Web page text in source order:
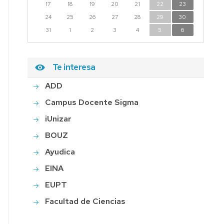
17
18 19 20 21 22
23
24
25 26 27 28 29
30
31
1 2 3 4 5 6
Te interesa
ADD
Campus Docente Sigma
iUnizar
BOUZ
Ayudica
EINA
EUPT
Facultad de Ciencias